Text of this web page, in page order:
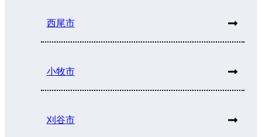
西尾市
小牧市
刈谷市